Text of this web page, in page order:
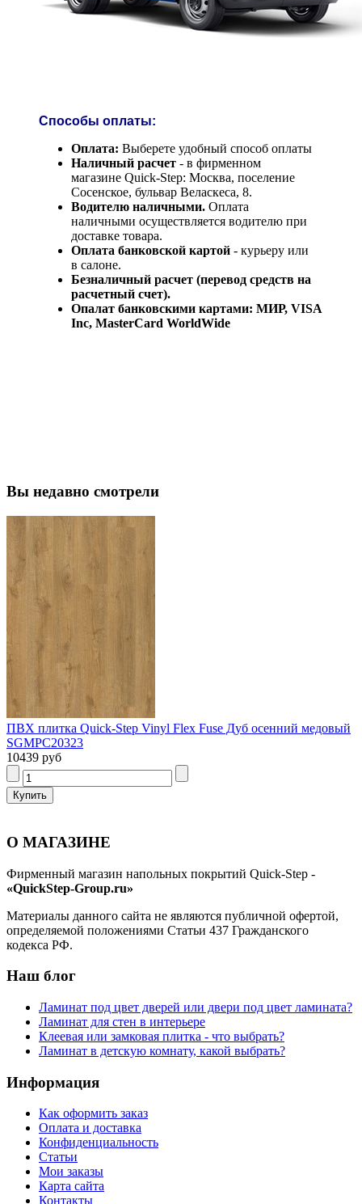
Способы оплаты:
Оплата: Выберете удобный способ оплаты
Наличный расчет - в фирменном
магазине Quick-Step: Москва, поселение
Сосенское, бульвар Веласкеса, 8.
Водителю наличными. Оплата
наличными осуществляется водителю при
доставке товара.
Оплата банковской картой - курьеру или
в салоне.
Безналичный расчет (перевод средств на
расчетный счет).
Опалат банковскими картами: МИР, VISA
Inc, MasterCard WorldWide
Вы недавно смотрели
ПВХ плитка Quick-Step Vinyl Flex Fuse Дуб осенний медовый
SGMPC20323
10439 руб
О МАГАЗИНЕ
Фирменный магазин напольных покрытий Quick-Step -
«QuickStep-Group.ru»
Материалы данного сайта не являются публичной офертой,
определяемой положениями Статьи 437 Гражданского
кодекса РФ.
Наш блог
Ламинат под цвет дверей или двери под цвет ламината?
Ламинат для стен в интерьере
Клеевая или замковая плитка - что выбрать?
Ламинат в детскую комнату, какой выбрать?
Информация
Как оформить заказ
Оплата и доставка
Конфиденциальность
Статьи
Мои заказы
Карта сайта
Контакты